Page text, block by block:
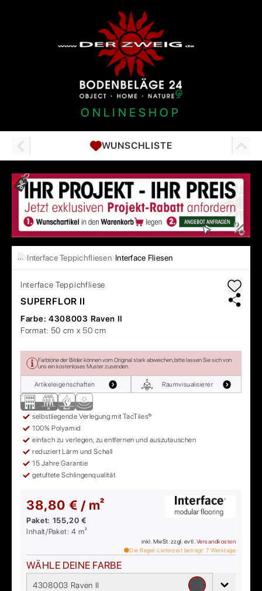
ONLINESHOP
WUNSCHLISTE
… Interface Teppichfliesen Interface Fliesen
Interface Teppichfliese
SUPERFLOR II
Farbe: 4308003 Raven II
Format: 50 cm x 50 cm
Farbtöne der Bilder können vom Original stark abweichen, bitte lassen Sie sich von
uns ein kostenloses Muster zusenden.
Artikeleigenschaften Raumvisualisierer
selbstliegende Verlegung mit TacTiles®
100% Polyamid
einfach zu verlegen, zu entfernen und auszutauschen
reduziert Lärm und Schall
15 Jahre Garantie
getuftete Schlingenqualität
38,80 € / m²
Paket: 155,20 €
Inhalt/Paket:4 m²
inkl. MwSt. zzgl. evtl. Versandkosten
Die Regel-Lieferzeit beträgt: 7 Werktage
WÄHLE DEINE FARBE
4308003 Raven II